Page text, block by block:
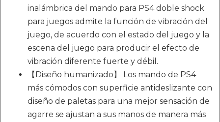
inalámbrica del mando para PS4 doble shock
para juegos admite la función de vibración del
juego, de acuerdo con el estado del juego y la
escena del juego para producir el efecto de
vibración diferente fuerte y débil.
【Diseño humanizado】 Los mando de PS4
más cómodos con superficie antideslizante con
diseño de paletas para una mejor sensación de
agarre se ajustan a sus manos de manera más